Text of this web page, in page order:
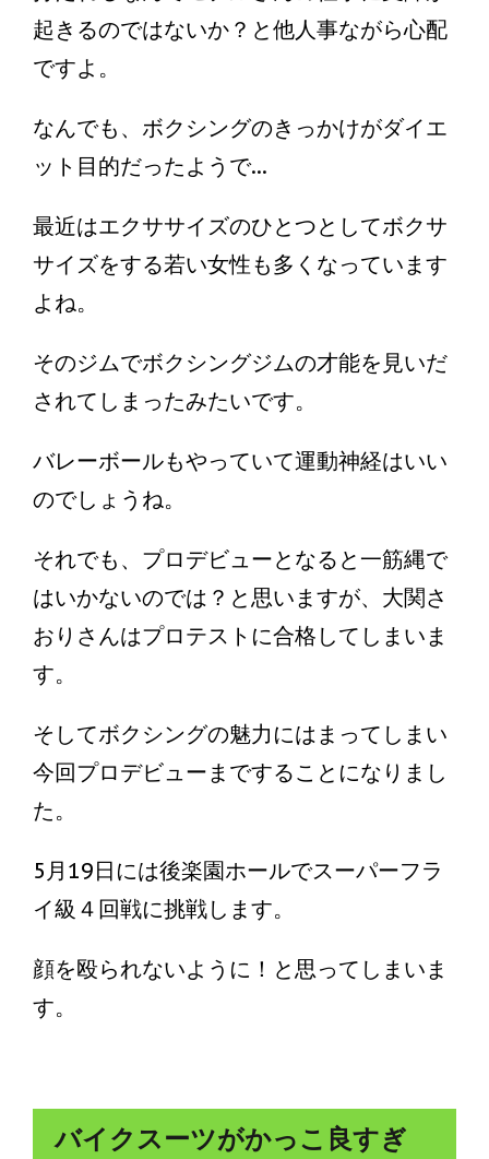
起きるのではないか？と他人事ながら心配
ですよ。
なんでも、ボクシングのきっかけがダイエ
ット目的だったようで...
最近はエクササイズのひとつとしてボクサ
サイズをする若い女性も多くなっています
よね。
そのジムでボクシングジムの才能を見いだ
されてしまったみたいです。
バレーボールもやっていて運動神経はいい
のでしょうね。
それでも、プロデビューとなると一筋縄で
はいかないのでは？と思いますが、大関さ
おりさんはプロテストに合格してしまいま
す。
そしてボクシングの魅力にはまってしまい
今回プロデビューまですることになりまし
た。
5月19日には後楽園ホールでスーパーフラ
イ級４回戦に挑戦します。
顔を殴られないように！と思ってしまいま
す。
バイクスーツがかっこ良すぎ